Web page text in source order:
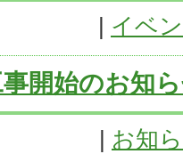
イベ
開始のお知
お知